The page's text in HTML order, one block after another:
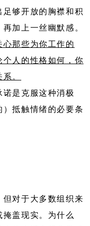
够开放的胸襟和积
加上一丝幽默感。
那些为你工作的
个人的性格如何，你
。
是克服这种消极
）抵触情绪的必要条
但对于大多数组织来
盖现实。为什么